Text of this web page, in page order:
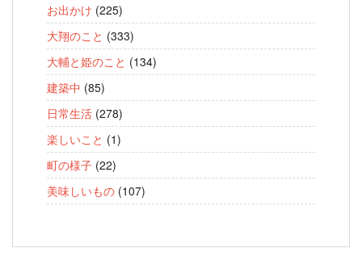
お出かけ (225)
大翔のこと (333)
大輔と姫のこと (134)
建築中 (85)
日常生活 (278)
楽しいこと (1)
町の様子 (22)
美味しいもの (107)